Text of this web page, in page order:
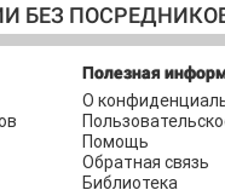
БЕЗ
Полезная
О
Помощь
Обратная связь
Библиотека